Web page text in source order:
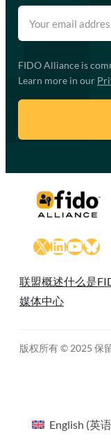
FIDO Alliance is
Learn more in our
X LinkedIn
联盟概述什么是
媒体中心
版权所有 © 2025 保
English (英语